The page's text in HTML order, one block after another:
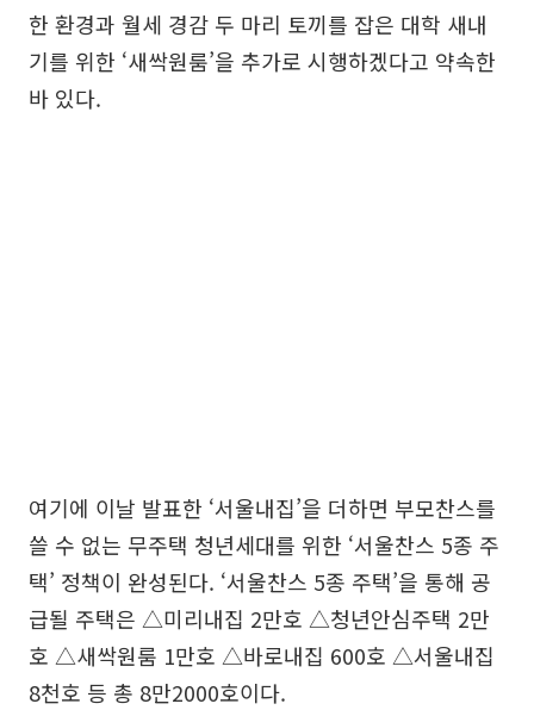
한 환경과 월세 경감 두 마리 토끼를 잡은 대학 새내
기를 위한 ‘새싹원룸’을 추가로 시행하겠다고 약속한
바 있다.
여기에 이날 발표한 ‘서울내집’을 더하면 부모찬스를
쓸 수 없는 무주택 청년세대를 위한 ‘서울찬스 5종 주
택’ 정책이 완성된다. ‘서울찬스 5종 주택’을 통해 공
급될 주택은 △미리내집 2만호 △청년안심주택 2만
호 △새싹원룸 1만호 △바로내집 600호 △서울내집
8천호 등 총 8만2000호이다.